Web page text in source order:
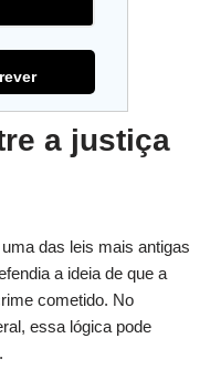
a justiça
das leis mais antigas
a ideia de que a
cometido. No
essa lógica pode